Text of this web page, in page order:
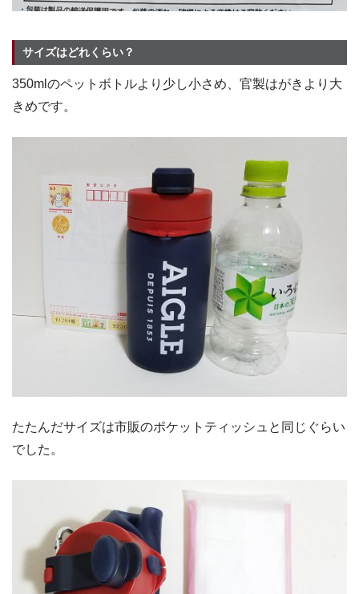
サイズはどれくらい？
350mlのペットボトルより少し小さめ、官製はがきより大
きめです。
たたんだサイズは市販のポケットティッシュと同じぐらい
でした。